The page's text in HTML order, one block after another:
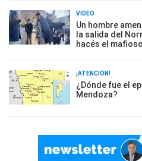
VIDEO
Un hombre
la salida del
hacés el
¡ATENCIÓN!
¿Dónde fue el
Mendoza?